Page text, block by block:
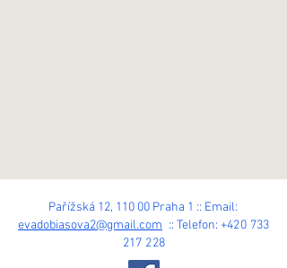
Pařížská 12, 110 00 Praha 1 :: Email:
evadobiasova2@gmail.com :: Telefon: +420 733
217 228